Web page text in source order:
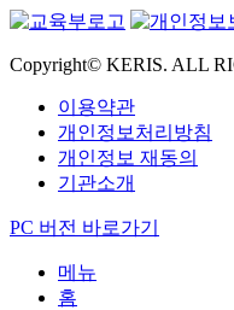
Copyright© KERIS. ALL
이용약관
개인정보처리방침
개인정보 재동의
기관소개
PC 버전 바로가기
메뉴
홈